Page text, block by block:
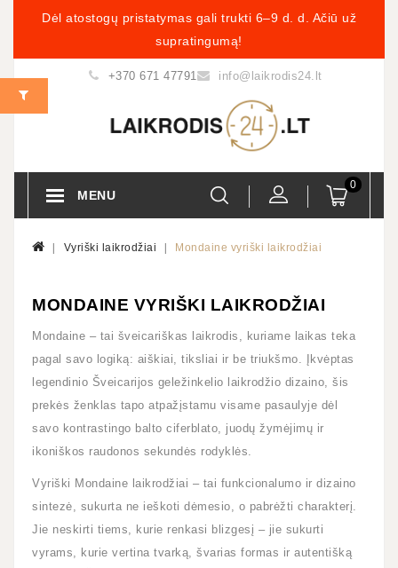
Dėl atostogų pristatymas gali trukti 6–9 d. d. Ačiū už
supratingumą!
+370 671 47791 info@laikrodis24.lt
0
MENU
Vyriški laikrodžiai Mondaine vyriški laikrodžiai
MONDAINE VYRIŠKI LAIKRODŽIAI
Mondaine – tai šveicariškas laikrodis, kuriame laikas teka
pagal savo logiką: aiškiai, tiksliai ir be triukšmo. Įkvėptas
legendinio Šveicarijos geležinkelio laikrodžio dizaino, šis
prekės ženklas tapo atpažįstamu visame pasaulyje dėl
savo kontrastingo balto ciferblato, juodų žymėjimų ir
ikoniškos raudonos sekundės rodyklės.
Vyriški Mondaine laikrodžiai – tai funkcionalumo ir dizaino
sintezė, sukurta ne ieškoti dėmesio, o pabrėžti charakterį.
Jie neskirti tiems, kurie renkasi blizgesį – jie sukurti
vyrams, kurie vertina tvarką, švarias formas ir autentišką